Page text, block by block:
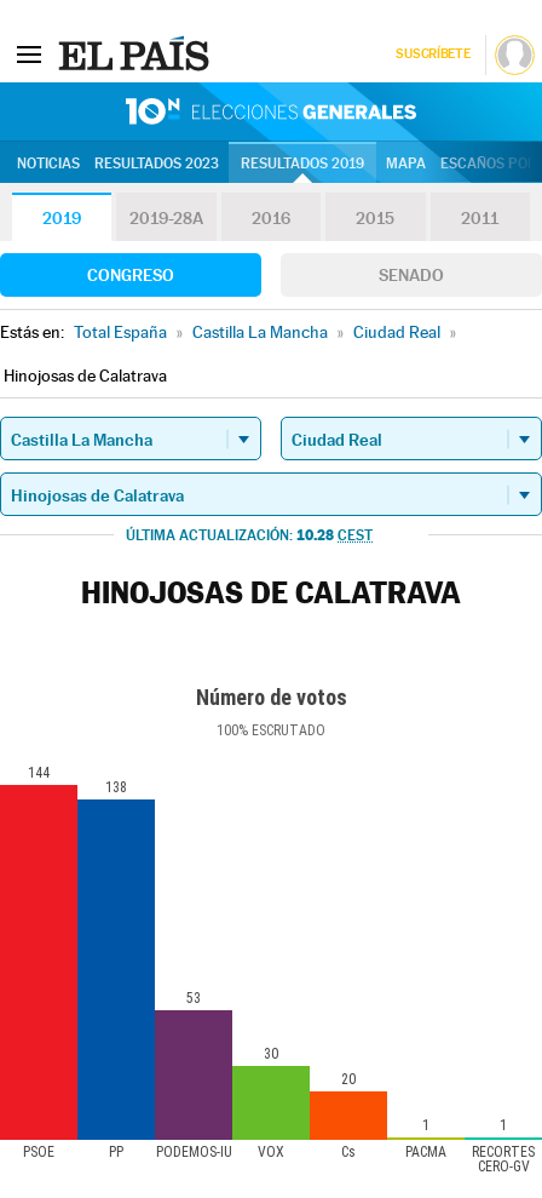
SUSCRÍBETE
NOTICIAS RESULTADOS 2023 RESULTADOS 2019 MAPA ESCAÑOS
2019 2019-28A 2016 2015 2011
CONGRESO SENADO
Estás en: Total España » Castilla La Mancha » Ciudad Real »
Hinojosas de Calatrava
ÚLTIMA ACTUALIZACIÓN: 10.28 CEST
HINOJOSAS DE CALATRAVA
Número de votos
100% ESCRUTADO
PSOE PP PODEMOS-IU VOX Cs PACMA
RECORTES
CERO-GV
144
138
53
30
20
1 1